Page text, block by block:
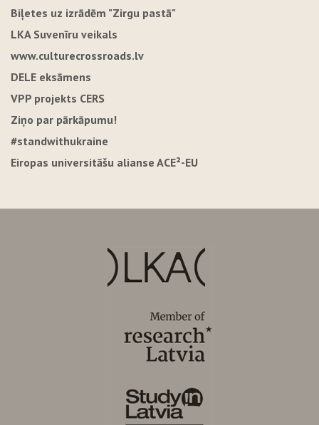
Biļetes uz izrādēm "Zirgu pastā"
LKA Suvenīru veikals
www.culturecrossroads.lv
DELE eksāmens
VPP projekts CERS
Ziņo par pārkāpumu!
#standwithukraine
Eiropas universitāšu alianse ACE²-EU